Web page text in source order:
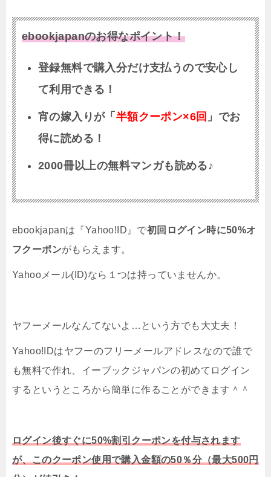
ebookjapanのお得なポイント！
登録無料で購入分だけ支払うので安心し
て利用できる！
宵の嫁入りが「 半額クーポン×6回 」でお
得に読める！
2000冊以上の無料マンガも読める♪
ebookjapanは『Yahoo!ID』で初回ログイン時に50%オ
フクーポンがもらえます。
Yahooメール(ID)なら１つは持っていませんか。
ヤフーメールなんてないよ…という方でも大丈夫！
Yahoo!IDはヤフーのフリーメールアドレスなので誰で
も無料で作れ、イーブックジャパンの初めてログイン
するというところから簡単に作ることができます＾＾
ログイン後すぐに50%割引クーポンを付与されます
が、このクーポン使用で購入金額の50％分（最大500円